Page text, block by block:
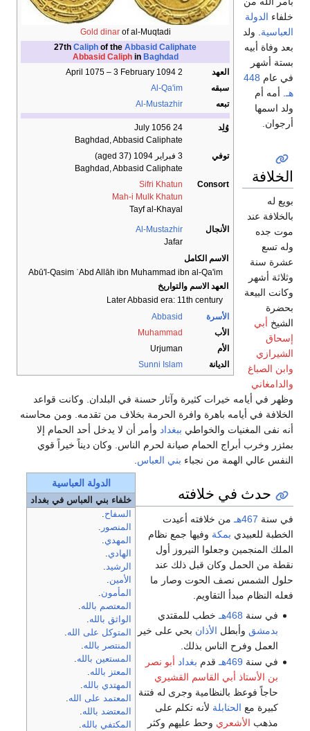
Gold dinarof al-Muqtadi
27th Caliph of the Abbasid Caliphate
Abbasid Caliphin Baghdad
العهد
2 April 1075 – 3 February 1094
سبقه
Al-Qa'im
تبعه
Al-Mustazhir
وُلِد
24 July 1056
Baghdad, Abbasid Caliphate
توفي
3 فبراير 1094
(aged 37)
Baghdad, Abbasid Caliphate
Consort
Sifri Khatun
Mah-i Mulk Khatun
Tayf al-Khayal
الأنجال
Al-Mustazhir
Jafar
الاسم الكامل
Abū'l-Qasim ʿAbd Allāh ibn Muhammad ibn al-Qa'im
العهد الاسم والتواريخ
Later Abbasid era: 11th century
الأسرة
Abbasid
الأب
Muhammad
الأم
Urjuman
الديانة
Sunni Islam
خلفاء الدولة
العباسية . ولد
بعد وفاة أبيه
بستة أشهر
في عام 448
هـ . أمه أم
ولد اسمها
أرجوان.
الخلافة
بويع له
بالخلافة عند
موت جده
وله تسع
عشرة سنة
وثلاثة أشهر
وكانت البيعة
بحضرة
الشيخ أبي
إسحاق
الشيرازي
وابن الصباغ
والدامغاني
وظهر في أيامه خيرات كثيرة وآثار حسنة في البلدان. وكانت قواعد
الخلافة في أيامه باهرة وافرة الحرمة بخلاف من تقدمه. ومن محاسنه
أنه نفى المغنيات والخواطي ببغداد وأمر أن لا يدخل أحد الحمام إلا
بمئزر وخرب أبراج الحمام صيانة لحرم الناس. وكان ديناً خيراً قوي
النفس عالي الهمة من نجباء بني العباس.
الدولة العباسية
خلفاء بني العباس في بغداد
السفاح.
المنصور .
المهدي.
الهادي.
الرشيد.
الأمين.
المأمون.
المعتصم بالله.
الواثق بالله.
المتوكل على الله.
المنتصر بالله.
المستعين بالله.
المعتز بالله.
المهتدي بالله.
المعتمد على الله.
المعتضد بالله.
المكتفي بالله.
حدث في خلافته
في سنة 467هـ
من خلافته أعيدت
الخطبة للعبيدي بمكة وفيها جمع نظام
الملك المنجمين وجعلوا النيروز أول
نقطة من الحمل وكان قبل ذلك عند
حلول الشمس نصف الحوت وصار ما
فعله النظام مبدأ التقاويم.
في سنة 468هـ
خطب للمقتدي
بدمشق وأبطل الأذان بحي على خير
العمل وفرح الناس بذلك.
في سنة 469هـ قدم بغداد أبو نصر
بن الأستاذ أبي القاسم القشيري
حاجاً فوعظ بالنظامية وجرى له فتنة
كبيرة مع الحنابلة لأنه تكلم على
مذهب الأشعري وحط عليهم وكثر